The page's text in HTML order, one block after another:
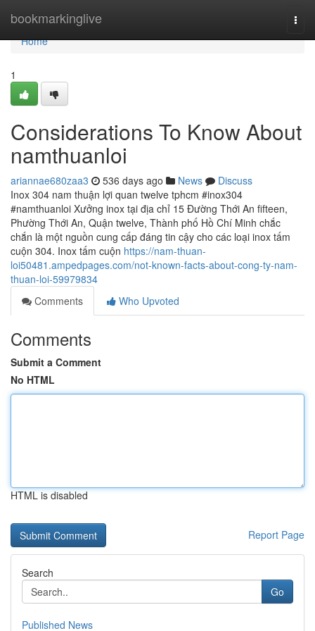
bookmarkinglive
Home
Home
1
Considerations To Know About
namthuanloi
ariannae680zaa3 536 days ago News
Discuss
Inox 304 nam thuận lợi quan twelve tphcm #inox304
#namthuanloi Xưởng inox tại địa chỉ 15 Đường Thới An fifteen,
Phường Thới An, Quận twelve, Thành phố Hồ Chí Minh chắc
chắn là một nguồn cung cấp đáng tin cậy cho các loại inox tấm
cuộn 304. Inox tấm cuộn https://nam-thuan-
loi50481.ampedpages.com/not-known-facts-about-cong-ty-nam-
thuan-loi-59979834
Comments
Who Upvoted
Comments
Submit a Comment
No HTML
HTML is disabled
Report Page
Search
Go
Published News